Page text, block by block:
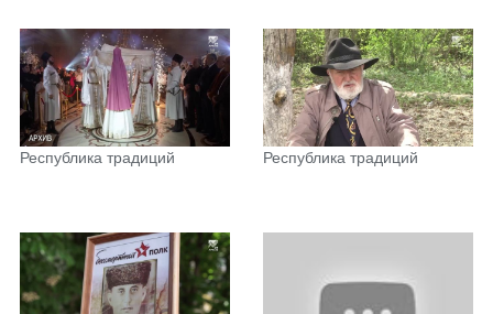
Республика традиций Республика традиций